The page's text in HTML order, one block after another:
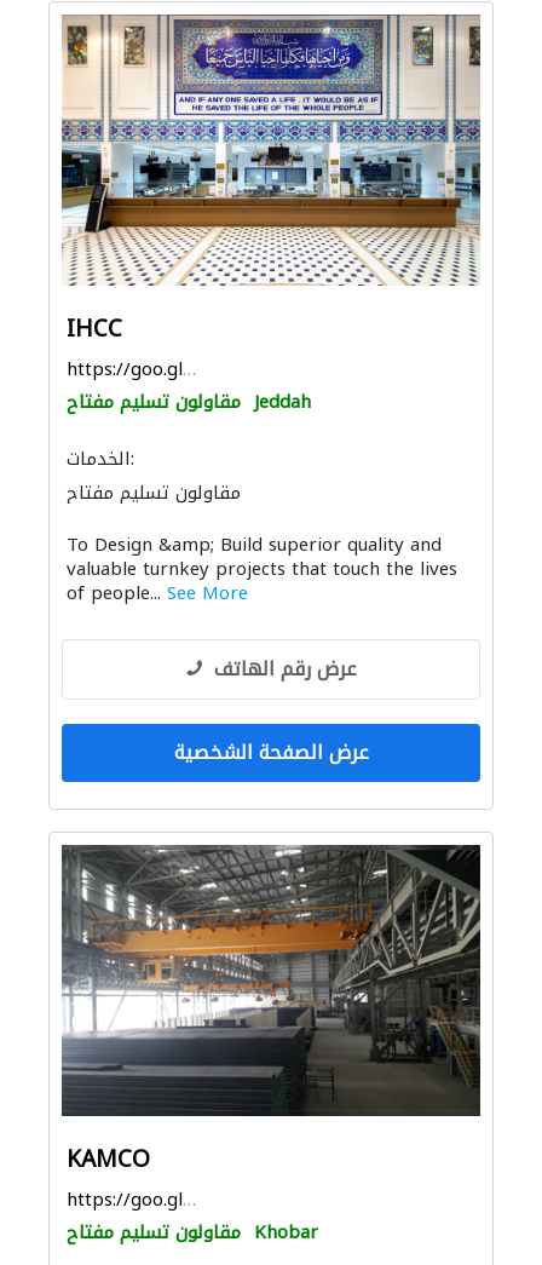
IHCC
https://goo.gl/maps/8erRatfNot4VQe9K6
مقاولون تسليم مفتاح Jeddah
الخدمات:
مقاولون تسليم مفتاح
To Design &amp; Build superior quality and
valuable turnkey projects that touch the lives
of people... See More
عرض رقم الهاتف
عرض الصفحة الشخصية
KAMCO
https://goo.gl/maps/Ew3Ba6bD8kWxvLrx6
مقاولون تسليم مفتاح Khobar